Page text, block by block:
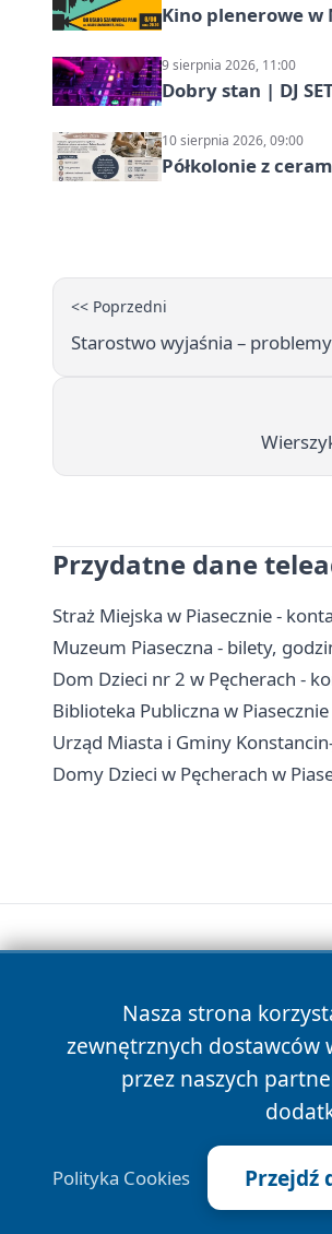
Kino plenerowe w
9 sierpnia 2026, 11:00
Dobry stan | DJ
10 sierpnia 2026, 09:00
Półkolonie z
<< Poprzedni
Starostwo wyjaśnia –
Przydatne dane
Straż Miejska w Piasecznie -
Muzeum Piaseczna - bilety,
Dom Dzieci nr 2 w Pęcherach -
Biblioteka Publiczna w
Urząd Miasta i Gminy
Domy Dzieci w Pęcherach w
Nasza strona
zewnętrznych dostawców
przez naszych
Polityka Cookies Przejdź